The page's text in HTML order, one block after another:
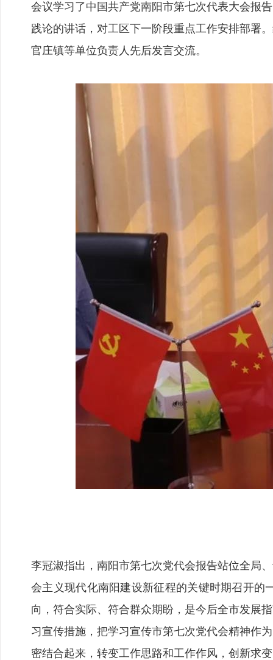
会议学习了中国共产党南阳市第七次代表大会报
践论的讲话，对工区下一阶段重点工作安排部署
官庄镇等单位负责人先后发言交流。
李冠淑指出，南阳市第七次党代会报告站位全局
会主义现代化南阳建设新征程的关键时期召开的
向，符合实际、符合群众期盼，是今后全市发展
习宣传措施，把学习宣传市第七次党代会精神作
密结合起来，转变工作思路和工作作风，创新求